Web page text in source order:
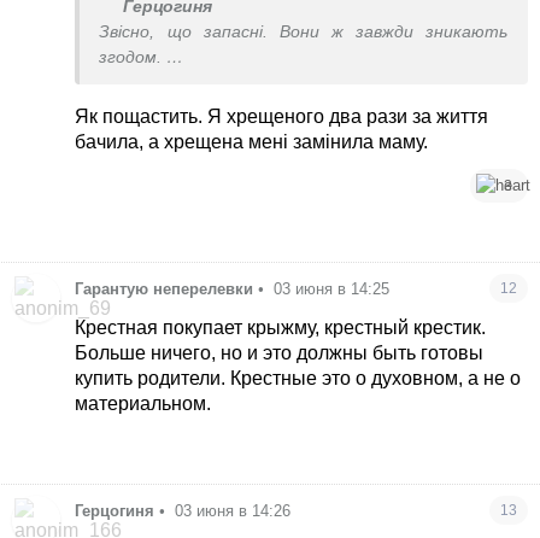
Герцогиня
Звісно, що запасні. Вони ж завжди зникають
згодом.
зникають з життя похресників і їх батьків.
Як пощастить. Я хрещеного два рази за життя
бачила, а хрещена мені замінила маму.
3
Гарантую неперелевки • 03 июня в 14:25 12
Крестная покупает крыжму, крестный крестик.
Больше ничего, но и это должны быть готовы
купить родители. Крестные это о духовном, а не о
материальном.
Герцогиня • 03 июня в 14:26 13